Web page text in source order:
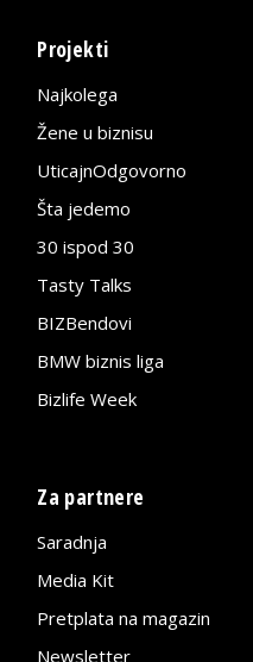
Projekti
Najkolega
Žene u biznisu
UticajnOdgovorno
Šta jedemo
30 ispod 30
Tasty Talks
BIZBendovi
BMW biznis liga
Bizlife Week
Za partnere
Saradnja
Media Kit
Pretplata na magazin
Newsletter